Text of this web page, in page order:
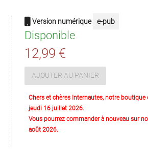
Version numérique e-pub
Disponible
12,99 €
AJOUTER AU PANIER
Chers et chères Internautes, notre boutique
jeudi 16 juillet 2026.
Vous pourrez commander à nouveau sur
août 2026.